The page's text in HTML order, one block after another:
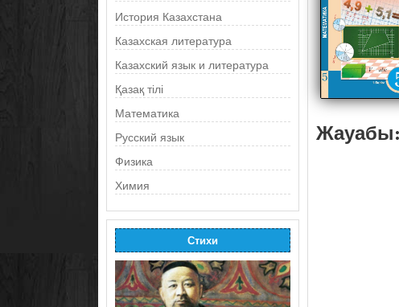
История Казахстана
Казахская литература
Казахский язык и литература
Қазақ тілі
Математика
Русский язык
Физика
Химия
Стихи
Жауабы: